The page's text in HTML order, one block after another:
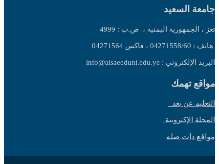
جامعة السعيد
تعز ، الجمهورية اليمنية ، ص.ب : 4999
هاتف : 04271558/60 ، فاكس 04271564
البريد الإلكتروني : info@alsaeeduni.edu.ye
مواقع تهمك
التعليم عن بعد
المجلة الإكترونية
مواقع ذات صله